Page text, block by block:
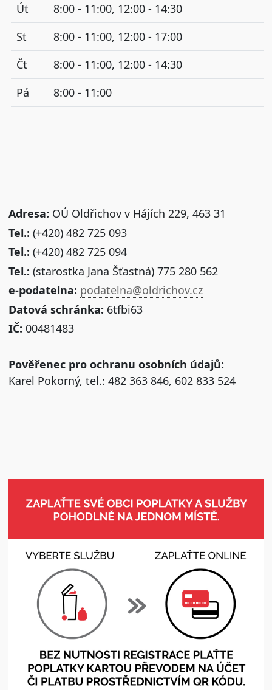
Út
8:00 - 11:00, 12:00 - 14:30
St
8:00 - 11:00, 12:00 - 17:00
Čt
8:00 - 11:00, 12:00 - 14:30
Pá
8:00 - 11:00
Adresa: OÚ Oldřichov v Hájích 229, 463 31
Tel.: (+420) 482 725 093
Tel.: (+420) 482 725 094
Tel.: (starostka Jana Šťastná) 775 280 562
e-podatelna: podatelna@oldrichov.cz
Datová schránka: 6tfbi63
IČ: 00481483
Pověřenec pro ochranu osobních údajů:
Karel Pokorný, tel.: 482 363 846, 602 833 524